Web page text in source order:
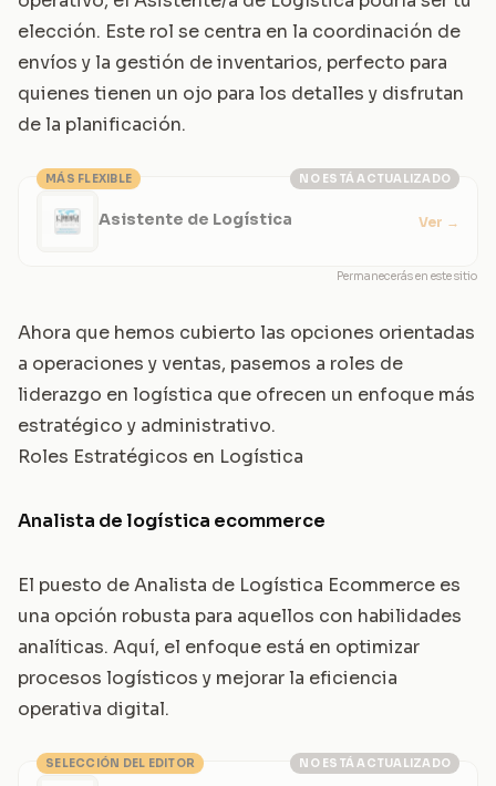
elección. Este rol se centra en la coordinación de
envíos y la gestión de inventarios, perfecto para
quienes tienen un ojo para los detalles y disfrutan
de la planificación.
NO ESTÁ ACTUALIZADO
MÁS FLEXIBLE
Asistente de Logística Ver →
Permanecerás en este sitio
Ahora que hemos cubierto las opciones orientadas
a operaciones y ventas, pasemos a roles de
liderazgo en logística que ofrecen un enfoque más
estratégico y administrativo.
Roles Estratégicos en Logística
Analista de logística ecommerce
El puesto de Analista de Logística Ecommerce es
una opción robusta para aquellos con habilidades
analíticas. Aquí, el enfoque está en optimizar
procesos logísticos y mejorar la eficiencia
operativa digital.
NO ESTÁ ACTUALIZADO
SELECCIÓN DEL EDITOR